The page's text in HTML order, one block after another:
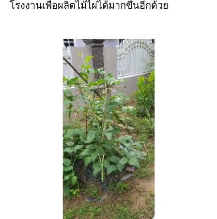
โรงงานเพื่อผลิตไม้ไผ่ได้มากขึ้นอีกด้วย